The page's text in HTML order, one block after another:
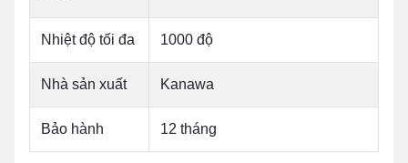
Nhiệt độ tối đa 1000 độ
Nhà sản xuất Kanawa
Bảo hành 12 tháng